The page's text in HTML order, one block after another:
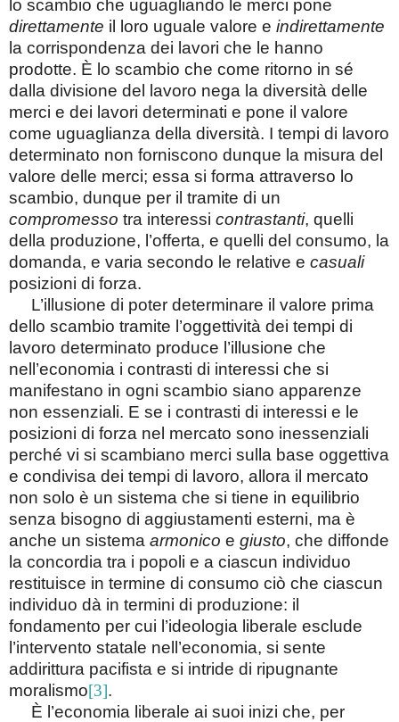
lo scambio che uguagliando le merci pone
direttamente il loro uguale valore e indirettamente
la corrispondenza dei lavori che le hanno
prodotte. È lo scambio che come ritorno in sé
dalla divisione del lavoro nega la diversità delle
merci e dei lavori determinati e pone il valore
come uguaglianza della diversità. I tempi di lavoro
determinato non forniscono dunque la misura del
valore delle merci; essa si forma attraverso lo
scambio, dunque per il tramite di un
compromesso tra interessi contrastanti, quelli
della produzione, l’offerta, e quelli del consumo, la
domanda, e varia secondo le relative e casuali
posizioni di forza.
L’illusione di poter determinare il valore prima
dello scambio tramite l’oggettività dei tempi di
lavoro determinato produce l’illusione che
nell’economia i contrasti di interessi che si
manifestano in ogni scambio siano apparenze
non essenziali. E se i contrasti di interessi e le
posizioni di forza nel mercato sono inessenziali
perché vi si scambiano merci sulla base oggettiva
e condivisa dei tempi di lavoro, allora il mercato
non solo è un sistema che si tiene in equilibrio
senza bisogno di aggiustamenti esterni, ma è
anche un sistema armonico e giusto, che diffonde
la concordia tra i popoli e a ciascun individuo
restituisce in termine di consumo ciò che ciascun
individuo dà in termini di produzione: il
fondamento per cui l’ideologia liberale esclude
l’intervento statale nell’economia, si sente
addirittura pacifista e si intride di ripugnante
moralismo[3].
È l’economia liberale ai suoi inizi che, per